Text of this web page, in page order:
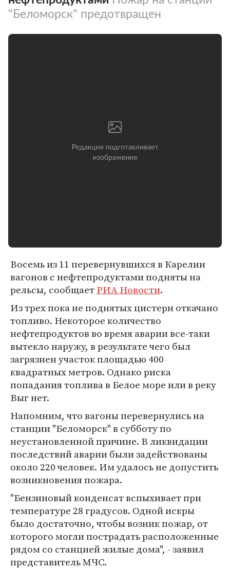
"Беломорск" предотвращен
Восемь из 11 перевернувшихся в Карелии
вагонов с нефтепродуктами подняты на
рельсы, сообщаетРИА Новости.
Из трех пока не поднятых цистерн откачано
топливо. Некоторое количество
нефтепродуктов во время аварии все-таки
вытекло наружу, в результате чего был
загрязнен участок площадью 400
квадратных метров. Однако риска
попадания топлива в Белое море или в реку
Выг нет.
Напомним, что вагоны перевернулись на
станции "Беломорск" в субботу по
неустановленной причине. В ликвидации
последствий аварии были задействованы
около 220 человек. Им удалось не допустить
возникновения пожара.
"Бензиновый конденсат вспыхивает при
температуре 28 градусов. Одной искры
было достаточно, чтобы возник пожар, от
которого могли пострадать расположенные
рядом со станцией жилые дома", - заявил
представитель МЧС.